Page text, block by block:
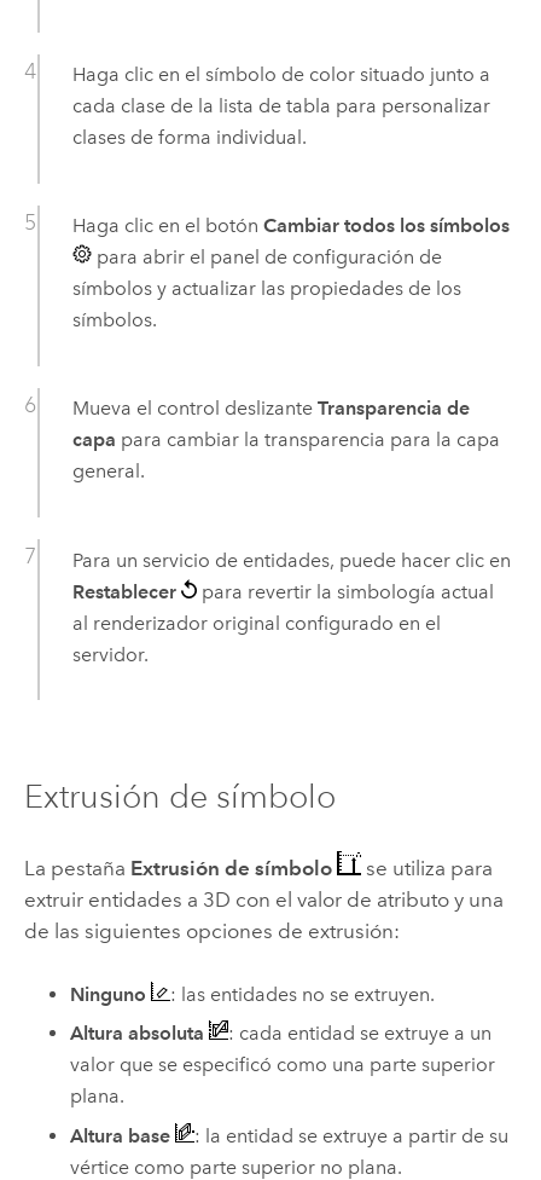
Haga clic en el símbolo de color situado junto a
cada clase de la lista de tabla para personalizar
clases de forma individual.
Haga clic en el botón Cambiar todos los símbolos
para abrir el panel de configuración de
símbolos y actualizar las propiedades de los
símbolos.
Mueva el control deslizante Transparencia de
capa para cambiar la transparencia para la capa
general.
Para un servicio de entidades, puede hacer clic en
Restablecer
para revertir la simbología actual
al renderizador original configurado en el
servidor.
Extrusión de símbolo
La pestaña Extrusión de símbolo
se utiliza para
extruir entidades a 3D con el valor de atributo y una
de las siguientes opciones de extrusión:
Ninguno
: las entidades no se extruyen.
Altura absoluta
: cada entidad se extruye a un
valor que se especificó como una parte superior
plana.
Altura base
: la entidad se extruye a partir de su
vértice como parte superior no plana.